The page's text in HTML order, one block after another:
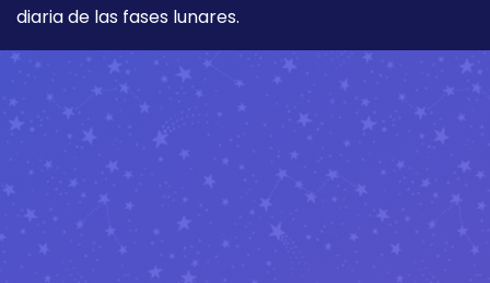
diaria de las fases lunares.